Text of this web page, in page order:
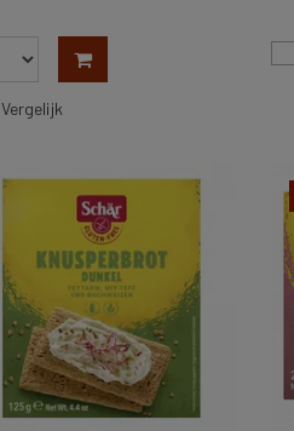
Vergelijk